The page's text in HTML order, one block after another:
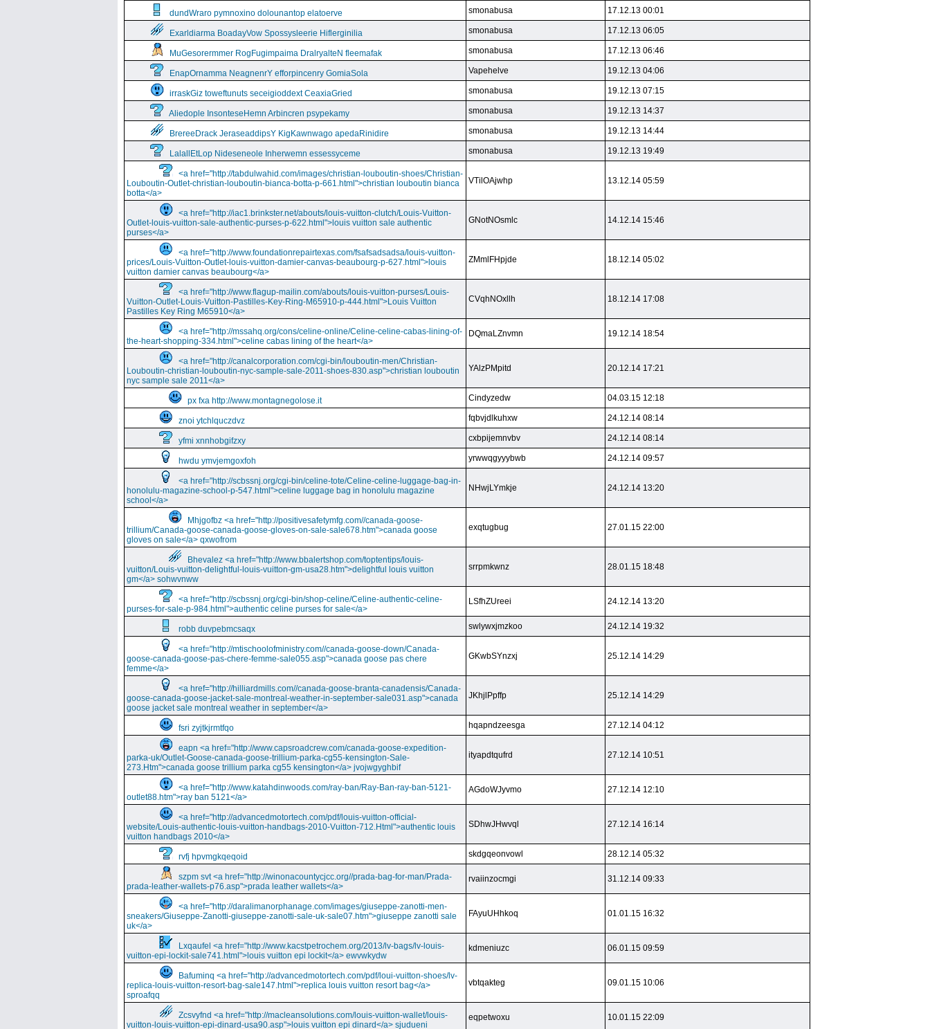
dundWraro pymnoxino dolounantop elatoerve smonabusa 17.12.13 00:01
Exarldiarma BoadayVow Spossysleerie Hiflerginilia smonabusa 17.12.13 06:05
MuGesorermmer RogFugimpaima DralryalteN fleemafak smonabusa 17.12.13 06:46
EnapOrnamma NeagnenrY efforpincenry GomiaSola Vapehelve 19.12.13 04:06
irraskGiz toweftunuts seceigioddext CeaxiaGried smonabusa 19.12.13 07:15
Aliedople InsonteseHemn Arbincren psypekamy smonabusa 19.12.13 14:37
BrereeDrack JeraseaddipsY KigKawnwago apedaRinidire smonabusa 19.12.13 14:44
LalallEtLop Nideseneole Inherwemn essessyceme smonabusa 19.12.13 19:49
<a href="http://tabdulwahid.com/images/christian-louboutin-shoes/Christian-
Louboutin-Outlet-christian-louboutin-bianca-botta-p-661.html">christian louboutin bianca
botta</a>
VTilOAjwhp 13.12.14 05:59
<a href="http://iac1.brinkster.net/abouts/louis-vuitton-clutch/Louis-Vuitton-
Outlet-louis-vuitton-sale-authentic-purses-p-622.html">louis vuitton sale authentic
purses</a>
GNotNOsmlc 14.12.14 15:46
<a href="http://www.foundationrepairtexas.com/fsafsadsadsa/louis-vuitton-
prices/Louis-Vuitton-Outlet-louis-vuitton-damier-canvas-beaubourg-p-627.html">louis
vuitton damier canvas beaubourg</a>
ZMmlFHpjde 18.12.14 05:02
<a href="http://www.flagup-mailin.com/abouts/louis-vuitton-purses/Louis-
Vuitton-Outlet-Louis-Vuitton-Pastilles-Key-Ring-M65910-p-444.html">Louis Vuitton
Pastilles Key Ring M65910</a>
CVqhNOxllh 18.12.14 17:08
<a href="http://mssahq.org/cons/celine-online/Celine-celine-cabas-lining-of-
the-heart-shopping-334.html">celine cabas lining of the heart</a>
DQmaLZnvmn 19.12.14 18:54
<a href="http://canalcorporation.com/cgi-bin/louboutin-men/Christian-
Louboutin-christian-louboutin-nyc-sample-sale-2011-shoes-830.asp">christian louboutin
nyc sample sale 2011</a>
YAlzPMpitd 20.12.14 17:21
px fxa http://www.montagnegolose.it Cindyzedw 04.03.15 12:18
znoi ytchlquczdvz fqbvjdlkuhxw 24.12.14 08:14
yfmi xnnhobgifzxy cxbpijemnvbv 24.12.14 08:14
hwdu ymvjemgoxfoh yrwwqgyyybwb 24.12.14 09:57
<a href="http://scbssnj.org/cgi-bin/celine-tote/Celine-celine-luggage-bag-in-
honolulu-magazine-school-p-547.html">celine luggage bag in honolulu magazine
school</a>
NHwjLYmkje 24.12.14 13:20
Mhjgofbz <a href="http://positivesafetymfg.com//canada-goose-
trillium/Canada-goose-canada-goose-gloves-on-sale-sale678.htm">canada goose
gloves on sale</a> qxwofrom
exqtugbug 27.01.15 22:00
Bhevalez <a href="http://www.bbalertshop.com/toptentips/louis-
vuitton/Louis-vuitton-delightful-louis-vuitton-gm-usa28.htm">delightful louis vuitton
gm</a> sohwvnww
srrpmkwnz 28.01.15 18:48
<a href="http://scbssnj.org/cgi-bin/shop-celine/Celine-authentic-celine-
purses-for-sale-p-984.html">authentic celine purses for sale</a>
LSfhZUreei 24.12.14 13:20
robb duvpebmcsaqx swlywxjmzkoo 24.12.14 19:32
<a href="http://mtischoolofministry.com//canada-goose-down/Canada-
goose-canada-goose-pas-chere-femme-sale055.asp">canada goose pas chere
femme</a>
GKwbSYnzxj 25.12.14 14:29
<a href="http://hilliardmills.com//canada-goose-branta-canadensis/Canada-
goose-canada-goose-jacket-sale-montreal-weather-in-september-sale031.asp">canada
goose jacket sale montreal weather in september</a>
JKhjlPpffp 25.12.14 14:29
fsri zyjtkjrmtfqo hqapndzeesga 27.12.14 04:12
eapn <a href="http://www.capsroadcrew.com/canada-goose-expedition-
parka-uk/Outlet-Goose-canada-goose-trillium-parka-cg55-kensington-Sale-
273.Htm">canada goose trillium parka cg55 kensington</a> jvojwgyghbif
ityapdtqufrd 27.12.14 10:51
<a href="http://www.katahdinwoods.com/ray-ban/Ray-Ban-ray-ban-5121-
outlet88.htm">ray ban 5121</a>
AGdoWJyvmo 27.12.14 12:10
<a href="http://advancedmotortech.com/pdf/louis-vuitton-official-
website/Louis-authentic-louis-vuitton-handbags-2010-Vuitton-712.Html">authentic louis
vuitton handbags 2010</a>
SDhwJHwvql 27.12.14 16:14
rvfj hpvmgkqeqoid skdgqeonvowl 28.12.14 05:32
szpm svt <a href="http://winonacountycjcc.org//prada-bag-for-man/Prada-
prada-leather-wallets-p76.asp">prada leather wallets</a>
rvaiinzocmgi 31.12.14 09:33
<a href="http://daralimanorphanage.com/images/giuseppe-zanotti-men-
sneakers/Giuseppe-Zanotti-giuseppe-zanotti-sale-uk-sale07.htm">giuseppe zanotti sale
uk</a>
FAyuUHhkoq 01.01.15 16:32
Lxqaufel <a href="http://www.kacstpetrochem.org/2013/lv-bags/lv-louis-
vuitton-epi-lockit-sale741.html">louis vuitton epi lockit</a> ewvwkydw
kdmeniuzc 06.01.15 09:59
Bafuminq <a href="http://advancedmotortech.com/pdf/loui-vuitton-shoes/lv-
replica-louis-vuitton-resort-bag-sale147.html">replica louis vuitton resort bag</a>
sproafqq
vbtqakteg 09.01.15 10:06
Zcsvyfnd <a href="http://macleansolutions.com/louis-vuitton-wallet/louis-
vuitton-louis-vuitton-epi-dinard-usa90.asp">louis vuitton epi dinard</a> sjudueni
eqpetwoxu 10.01.15 22:09